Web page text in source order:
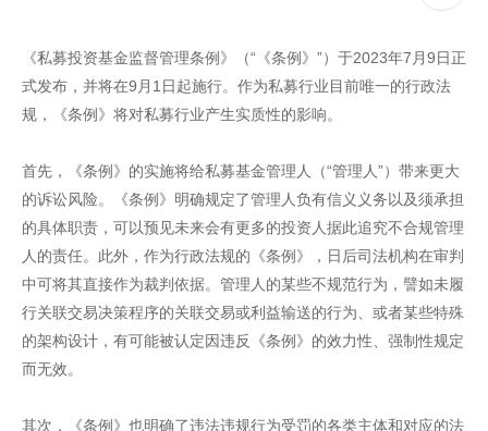
《私募投资基金监督管理条例》（“《条例》”）于2023年7月9日正
式发布，并将在9月1日起施行。作为私募行业目前唯一的行政法
规，《条例》将对私募行业产生实质性的影响。
首先，《条例》的实施将给私募基金管理人（“管理人”）带来更大
的诉讼风险。《条例》明确规定了管理人负有信义义务以及须承担
的具体职责，可以预见未来会有更多的投资人据此追究不合规管理
人的责任。此外，作为行政法规的《条例》，日后司法机构在审判
中可将其直接作为裁判依据。管理人的某些不规范行为，譬如未履
行关联交易决策程序的关联交易或利益输送的行为、或者某些特殊
的架构设计，有可能被认定因违反《条例》的效力性、强制性规定
而无效。
其次，《条例》也明确了违法违规行为受罚的各类主体和对应的法